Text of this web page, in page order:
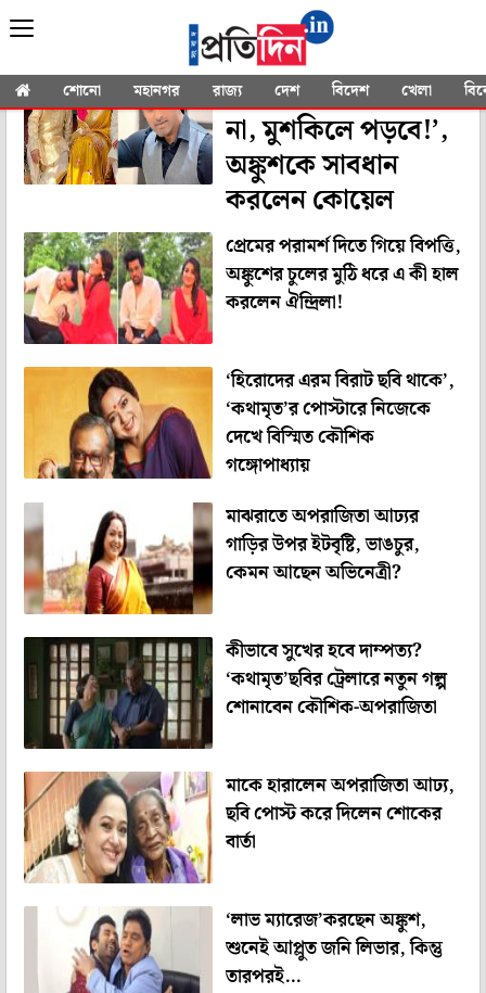
শোনো মহানগর রাজ্য দেশ বিদেশ খেলা
YOU SEARCHED FOR"Aparajita Adhya"
‘বাবার সঙ্গে পাঙ্গা নিও
না, মুশকিলে পড়বে!’,
অঙ্কুশকে সাবধান
করলেন কোয়েল
প্রেমের পরামর্শ দিতে গিয়ে বিপত্তি,
অঙ্কুশের চুলের মুঠি ধরে এ কী হাল
করলেন ঐন্দ্রিলা!
‘হিরোদের এরম বিরাট ছবি থাকে’,
‘কথামৃত’র পোস্টারে নিজেকে
দেখে বিস্মিত কৌশিক
গঙ্গোপাধ্যায়
মাঝরাতে অপরাজিতা আঢ্যর
গাড়ির উপর ইটবৃষ্টি, ভাঙচুর,
কেমন আছেন অভিনেত্রী?
কীভাবে সুখের হবে দাম্পত্য?
‘কথামৃত’ছবির ট্রেলারে নতুন গল্প
শোনাবেন কৌশিক-অপরাজিতা
মাকে হারালেন অপরাজিতা আঢ্য,
ছবি পোস্ট করে দিলেন শোকের
বার্তা
‘লাভ ম্যারেজ’করছেন অঙ্কুশ,
শুনেই আপ্লুত জনি লিভার, কিন্তু
তারপরই…